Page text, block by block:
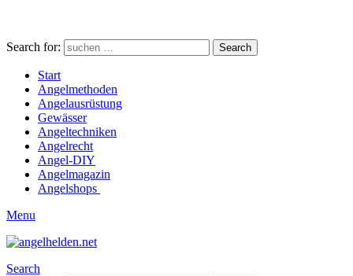
Search for: Search
Start
Angelmethoden
Angelausrüstung
Gewässer
Angeltechniken
Angelrecht
Angel-DIY
Angelmagazin
Angelshops
Menu
Search